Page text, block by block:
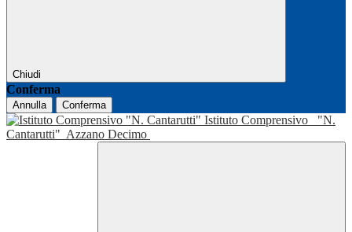
Chiudi
Conferma
Annulla Conferma
Istituto Comprensivo
"N.
Cantarutti" Azzano Decimo